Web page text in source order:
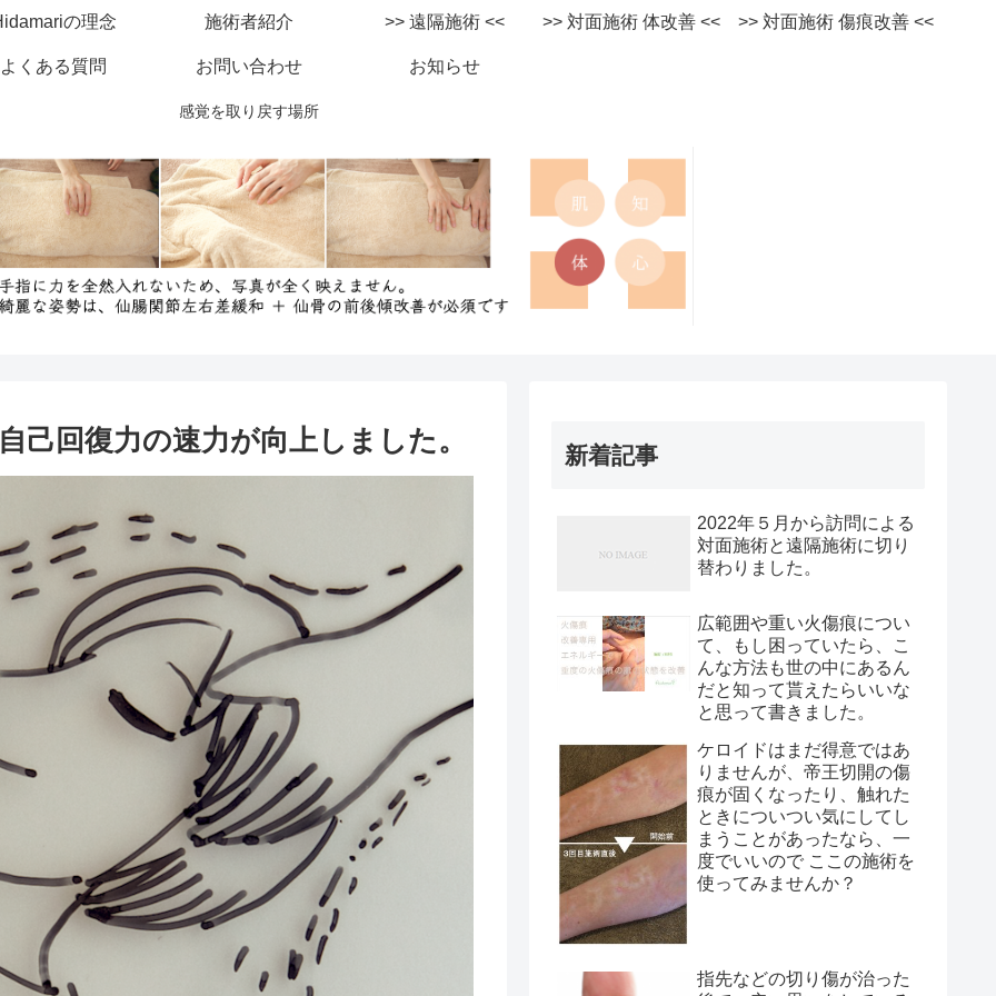
感覚を取り戻す場所
の理念 施術者紹介 >> 遠隔施術 << >> 対面施術 体改善 << >> 対面施術 傷痕改善 <<
よくある質問 お問い合わせ お知らせ
己回復力の速力が向上しました。 新着記事
2022年５月から訪問による
対面施術と遠隔施術に切り
替わりました。
広範囲や重い火傷痕につい
て、もし困っていたら、こ
んな方法も世の中にあるん
だと知って貰えたらいいな
と思って書きました。
ケロイドはまだ得意ではあ
りませんが、帝王切開の傷
痕が固くなったり、触れた
ときについつい気にしてし
まうことがあったなら、一
度でいいので ここの施術を
使ってみませんか？
指先などの切り傷が治った